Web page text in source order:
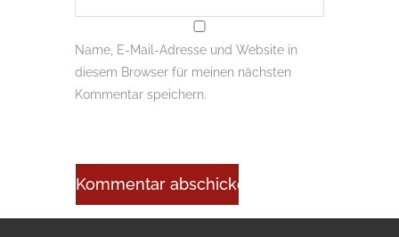
Name, E-Mail-Adresse und Website in
diesem Browser für meinen nächsten
Kommentar speichern.